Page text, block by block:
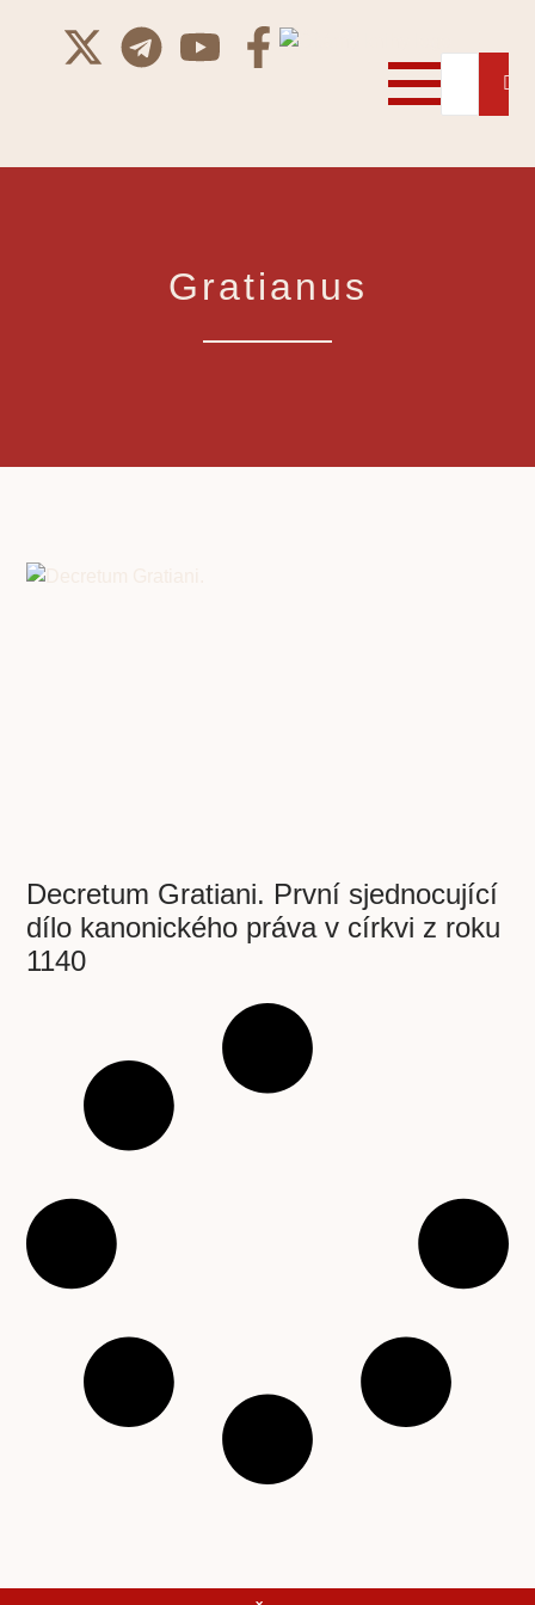
Gratianus
Decretum Gratiani. První sjednocující
dílo kanonického práva v církvi z roku
1140